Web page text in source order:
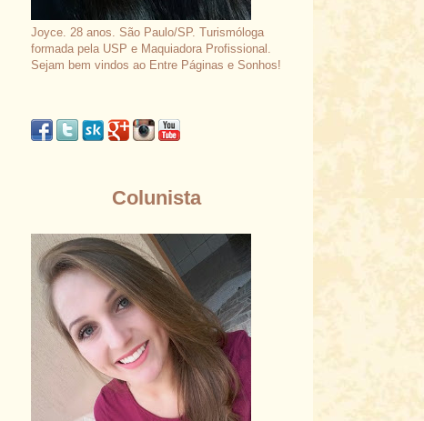
Joyce. 28 anos. São Paulo/SP. Turismóloga
formada pela USP e Maquiadora Profissional.
Sejam bem vindos ao Entre Páginas e Sonhos!
Colunista